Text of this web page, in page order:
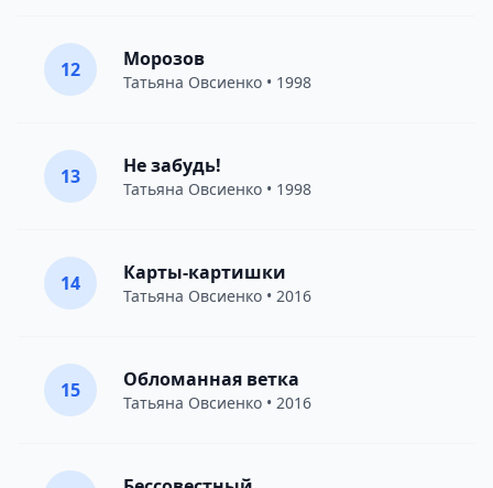
12 Морозов
Татьяна Овсиенко • 1998
13 Не забудь!
Татьяна Овсиенко • 1998
14 Карты-картишки
Татьяна Овсиенко • 2016
15 Обломанная ветка
Татьяна Овсиенко • 2016